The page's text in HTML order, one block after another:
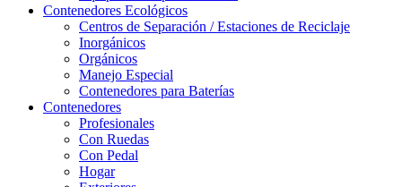
Contenedores Ecológicos
Centros de Separación / Estaciones de Reciclaje
Inorgánicos
Orgánicos
Manejo Especial
Contenedores para Baterías
Contenedores
Profesionales
Con Ruedas
Con Pedal
Hogar